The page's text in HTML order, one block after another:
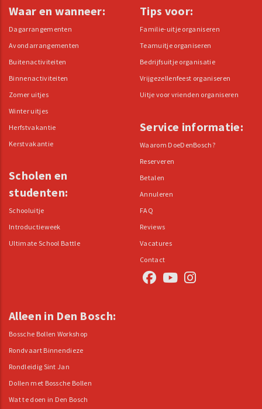
Waar en wanneer:
Dagarrangementen
Avondarrangementen
Buitenactiviteiten
Binnenactiviteiten
Zomer uitjes
Winter uitjes
Herfstvakantie
Kerstvakantie
Scholen en
studenten:
Schooluitje
Introductieweek
Ultimate School Battle
Tips voor:
Familie-uitje organiseren
Teamuitje organiseren
Bedrijfsuitje organisatie
Vrijgezellenfeest organiseren
Uitje voor vrienden organiseren
Service informatie:
Waarom DoeDenBosch?
Reserveren
Betalen
Annuleren
FAQ
Reviews
Vacatures
Contact
Alleen in Den Bosch:
Bossche Bollen Workshop
Rondvaart Binnendieze
Rondleidig Sint Jan
Dollen met Bossche Bollen
Wat te doen in Den Bosch